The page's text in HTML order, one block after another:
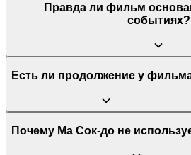
Правда ли фильм
событиях?
Да, фильм вдохновлен «Инцидентом
в районе Гарибонг. Однако многие
драматического эффекта, а
собирательный образ героического
Есть ли продолжение у
Да, успех фильма породил франшизу
Почему Ма Сок-до не